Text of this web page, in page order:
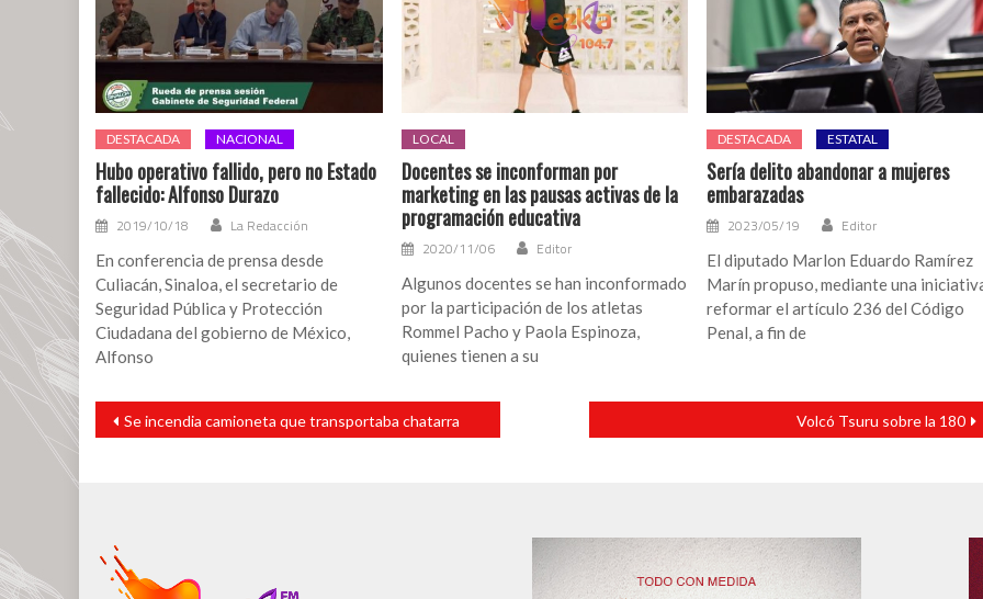
DESTACADA NACIONAL
Hubo operativo fallido, pero no Estado
fallecido: Alfonso Durazo
2019/10/18 La Redacción
En conferencia de prensa desde
Culiacán, Sinaloa, el secretario de
Seguridad Pública y Protección
Ciudadana del gobierno de México,
Alfonso
LOCAL
Docentes se inconforman por
marketing en las pausas activas de la
programación educativa
2020/11/06 Editor
Algunos docentes se han inconformado
por la participación de los atletas
Rommel Pacho y Paola Espinoza,
quienes tienen a su
DESTACADA ESTATAL
Sería delito abandonar a mujeres
embarazadas
2023/05/19 Editor
El diputado Marlon Eduardo Ramírez
Marín propuso, mediante una
reformar el artículo 236 del Código
Penal, a fin de
Navegación
entradas
Se incendia camioneta que transportaba chatarra Volcó Tsuru sobre la 180